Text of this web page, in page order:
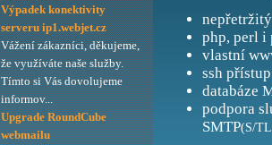
php, perl i
vlastní
ssh přístup
databáze
podpora
SMTP(S/
Výpadek konektivity
serveru ip1.webjet.cz
Vážení zákazníci, děkujeme,
že využíváte naše služby.
Tímto si Vás dovolujeme
informov...
Upgrade RoundCube
webmailu